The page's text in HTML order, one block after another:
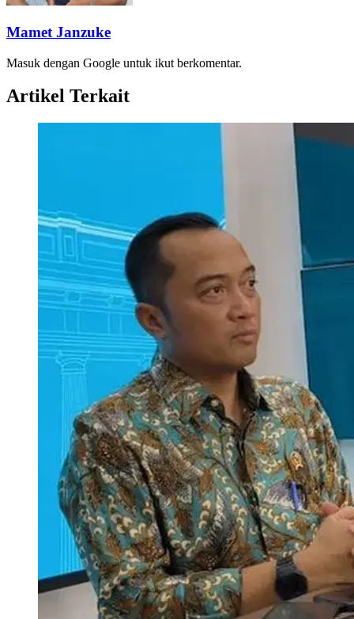
Mamet Janzuke
Masuk dengan Google untuk ikut berkomentar.
Artikel Terkait